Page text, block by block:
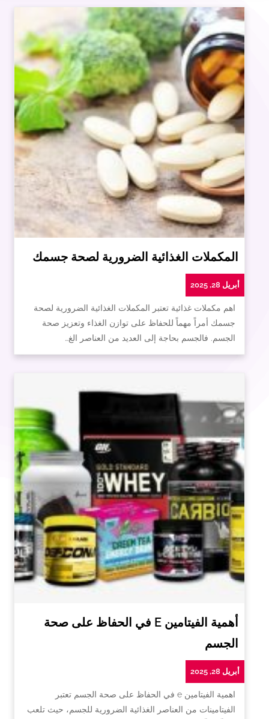
المكملات الغذائية الضرورية لصحة جسمك
أبريل 28, 2025
اهم مكملات غذائية تعتبر المكملات الغذائية الضرورية لصحة
جسمك أمراً مهماً للحفاظ على توازن الغذاء وتعزيز صحة
الجسم. فالجسم بحاجة إلى العديد من العناصر الغ…
أهمية الفيتامين E في الحفاظ على صحة
الجسم
أبريل 28, 2025
اهمية الفيتامين e في الحفاظ على صحة الجسم تعتبر
الفيتامينات من العناصر الغذائية الضرورية للجسم، حيث تلعب